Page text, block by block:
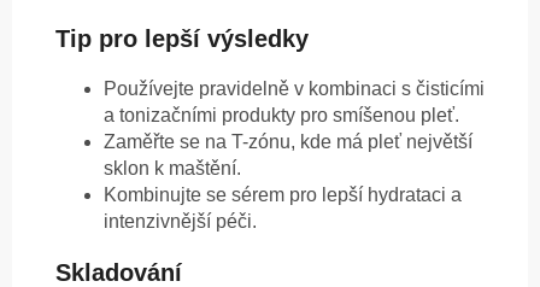
Tip pro lepší výsledky
Používejte pravidelně v kombinaci s čisticími
a tonizačními produkty pro smíšenou pleť.
Zaměřte se na T-zónu, kde má pleť největší
sklon k maštění.
Kombinujte se sérem pro lepší hydrataci a
intenzivnější péči.
Skladování